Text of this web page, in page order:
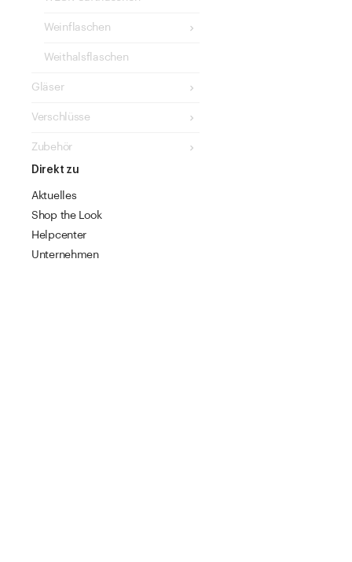
Weinflaschen
Weithalsflaschen
Gläser
Verschlüsse
Zubehör
Direkt zu
Aktuelles
Shop the Look
Helpcenter
Unternehmen